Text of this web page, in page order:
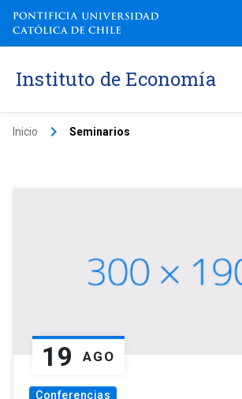
Instituto de Economía
Inicio keyboard_arrow_right Seminarios
19 AGO
Conferencias